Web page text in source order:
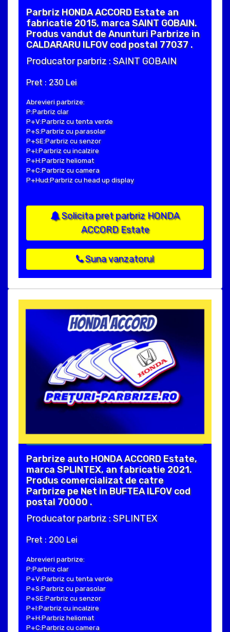
Parbriz HONDA ACCORD Estate an
fabricatie 2015, marca SAINT GOBAIN.
Produs vandut de Anunturi Parbrize in
CALDARARU ILFOV cod postal 77037 .
Producator parbriz : SAINT GOBAIN
Pret : 230 Lei
Abrevieri parbrize:
P:Parbriz clar
P+V:Parbriz cu tenta verde
P+S:Parbriz cu parasolar
P+SE:Parbriz cu senzor
P+I:Parbriz cu incalzire
P+H:Parbriz heliomat
P+C:Parbriz cu camera
P+Hud:Parbriz cu head up display
Solicita pret parbriz HONDA
ACCORD Estate
Suna vanzatorul
Parbrize auto HONDA ACCORD Estate,
marca SPLINTEX, an fabricatie 2021.
Produs comercializat de catre
Parbrize pe Net in BUFTEA ILFOV cod
postal 70000 .
Producator parbriz : SPLINTEX
Pret : 200 Lei
Abrevieri parbrize:
P:Parbriz clar
P+V:Parbriz cu tenta verde
P+S:Parbriz cu parasolar
P+SE:Parbriz cu senzor
P+I:Parbriz cu incalzire
P+H:Parbriz heliomat
P+C:Parbriz cu camera